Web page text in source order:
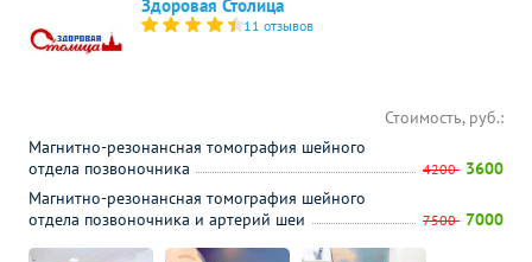
Здоровая Столица
11 отзывов
Стоимость, руб.:
Магнитно-резонансная томография шейного
отдела позвоночника
4200 3600
Магнитно-резонансная томография шейного
отдела позвоночника и артерий шеи
7500 7000